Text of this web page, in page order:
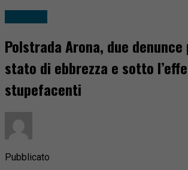
Polstrada Arona, due
stato di ebbrezza e sotto
stupefacenti
Pubblicato